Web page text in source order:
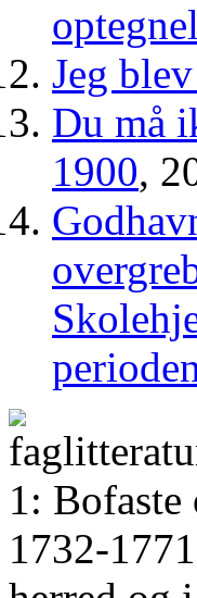
Jeg
Du må
1900,
1: Bofaste
1732-